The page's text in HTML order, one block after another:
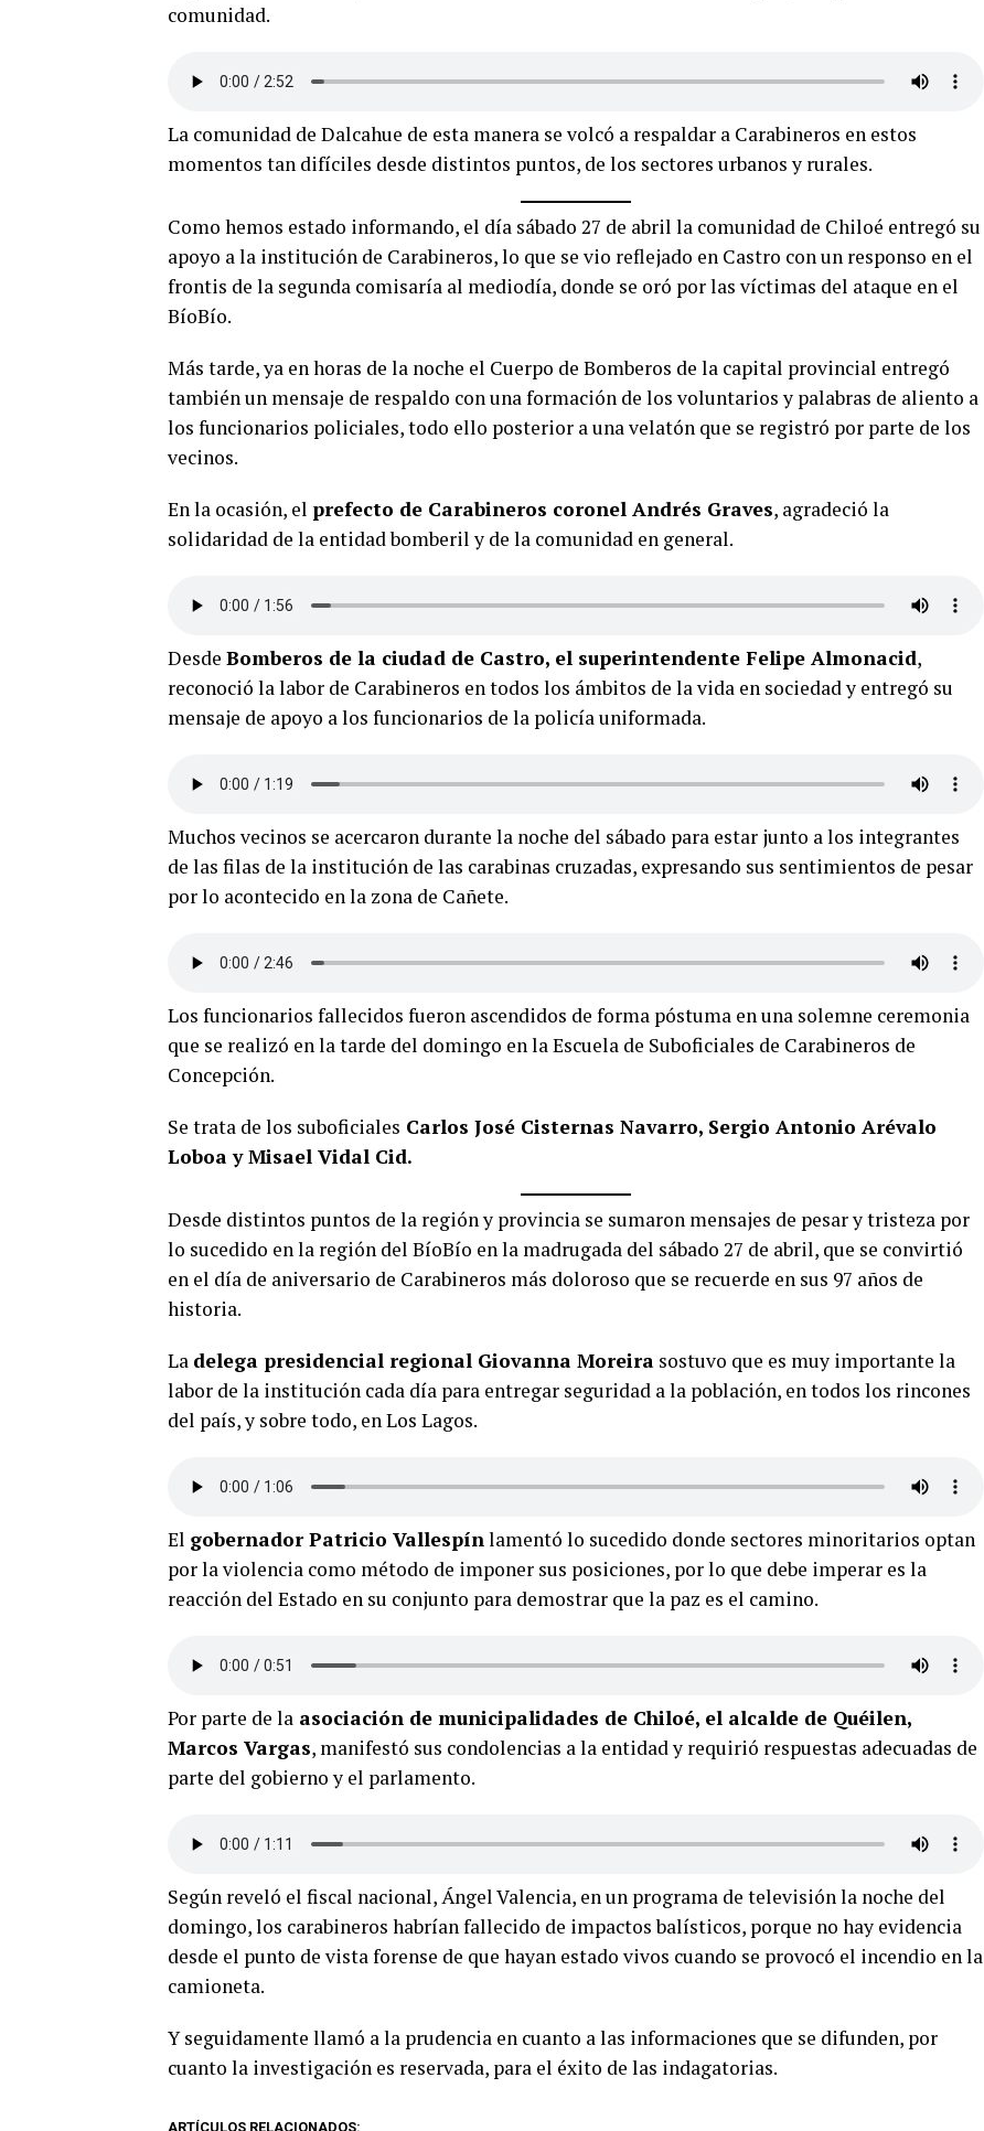
comunidad.
La comunidad de Dalcahue de esta manera se volcó a respaldar a Carabineros en estos
momentos tan difíciles desde distintos puntos, de los sectores urbanos y rurales.
Como hemos estado informando, el día sábado 27 de abril la comunidad de Chiloé entregó su
apoyo a la institución de Carabineros, lo que se vio reflejado en Castro con un responso en el
frontis de la segunda comisaría al mediodía, donde se oró por las víctimas del ataque en el
BíoBío.
Más tarde, ya en horas de la noche el Cuerpo de Bomberos de la capital provincial entregó
también un mensaje de respaldo con una formación de los voluntarios y palabras de aliento a
los funcionarios policiales, todo ello posterior a una velatón que se registró por parte de los
vecinos.
En la ocasión, el prefecto de Carabineros coronel Andrés Graves, agradeció la
solidaridad de la entidad bomberil y de la comunidad en general.
Desde Bomberos de la ciudad de Castro, el superintendente Felipe Almonacid,
reconoció la labor de Carabineros en todos los ámbitos de la vida en sociedad y entregó su
mensaje de apoyo a los funcionarios de la policía uniformada.
Muchos vecinos se acercaron durante la noche del sábado para estar junto a los integrantes
de las filas de la institución de las carabinas cruzadas, expresando sus sentimientos de pesar
por lo acontecido en la zona de Cañete.
Los funcionarios fallecidos fueron ascendidos de forma póstuma en una solemne ceremonia
que se realizó en la tarde del domingo en la Escuela de Suboficiales de Carabineros de
Concepción.
Se trata de los suboficiales Carlos José Cisternas Navarro, Sergio Antonio Arévalo
Loboa y Misael Vidal Cid.
Desde distintos puntos de la región y provincia se sumaron mensajes de pesar y tristeza por
lo sucedido en la región del BíoBío en la madrugada del sábado 27 de abril, que se convirtió
en el día de aniversario de Carabineros más doloroso que se recuerde en sus 97 años de
historia.
La delega presidencial regional Giovanna Moreira sostuvo que es muy importante la
labor de la institución cada día para entregar seguridad a la población, en todos los rincones
del país, y sobre todo, en Los Lagos.
El gobernador Patricio Vallespínlamentó lo sucedido donde sectores minoritarios optan
por la violencia como método de imponer sus posiciones, por lo que debe imperar es la
reacción del Estado en su conjunto para demostrar que la paz es el camino.
Por parte de la asociación de municipalidades de Chiloé, el alcalde de Quéilen,
Marcos Vargas, manifestó sus condolencias a la entidad y requirió respuestas adecuadas de
parte del gobierno y el parlamento.
Según reveló el fiscal nacional, Ángel Valencia, en un programa de televisión la noche del
domingo, los carabineros habrían fallecido de impactos balísticos, porque no hay evidencia
desde el punto de vista forense de que hayan estado vivos cuando se provocó el incendio en la
camioneta.
Y seguidamente llamó a la prudencia en cuanto a las informaciones que se difunden, por
cuanto la investigación es reservada, para el éxito de las indagatorias.
ARTÍCULOS RELACIONADOS: